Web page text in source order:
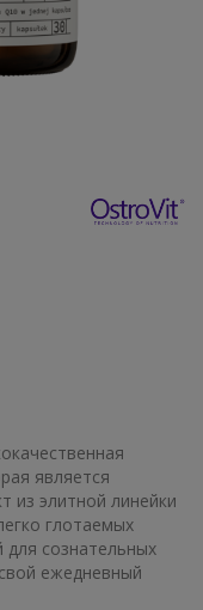
является
из элитной линейки
глотаемых
для сознательных
ежедневный